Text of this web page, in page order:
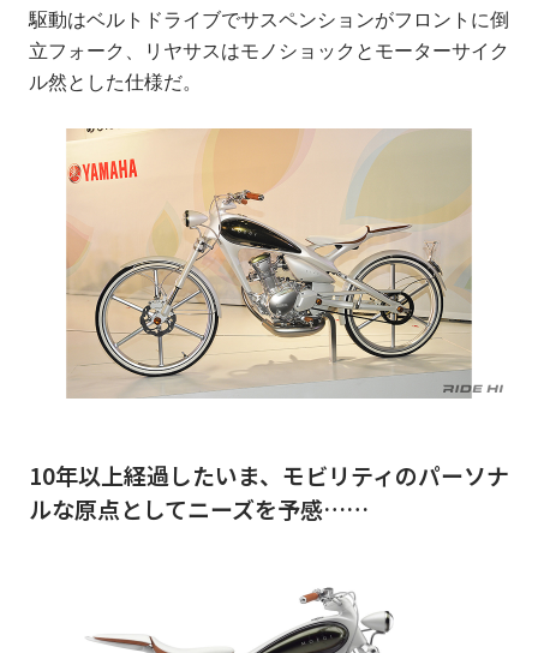
駆動はベルトドライブでサスペンションがフロントに倒
立フォーク、リヤサスはモノショックとモーターサイク
ル然とした仕様だ。
10年以上経過したいま、モビリティのパーソナ
ルな原点としてニーズを予感……